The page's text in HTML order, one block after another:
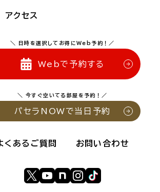
アクセス
＼ 日時を選択してお得にWeb予約！／
Webで予約する
＼ 今すぐ空いてる部屋を予約！／
パセラNOWで当日予約
くあるご質問 お問い合わせ